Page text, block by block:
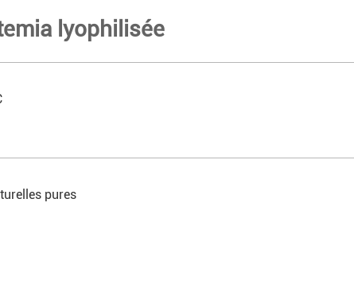
lyophilisée
pures